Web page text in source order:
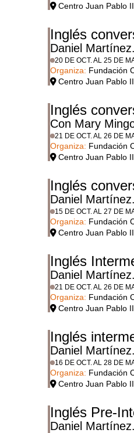
Centro Juan Pablo II
Inglés
Daniel
20 DE OCT. AL 25 DE
Organiza: Fundación
Centro Juan Pablo II
Inglés
Con Mary
21 DE OCT. AL 26 DE
Organiza: Fundación
Centro Juan Pablo II
Inglés
Daniel
15 DE OCT. AL 27 DE
Organiza: Fundación
Centro Juan Pablo II
Inglés
Daniel
21 DE OCT. AL 26 DE
Organiza: Fundación
Centro Juan Pablo II
Inglés
Daniel
16 DE OCT. AL 28 DE
Organiza: Fundación
Centro Juan Pablo II
Inglés Pre-
Daniel